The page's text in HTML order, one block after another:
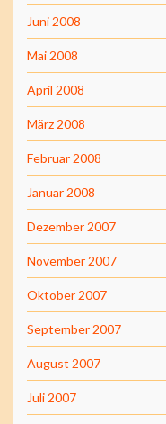
Juni 2008
Mai 2008
April 2008
März 2008
Februar 2008
Januar 2008
Dezember 2007
November 2007
Oktober 2007
September 2007
August 2007
Juli 2007